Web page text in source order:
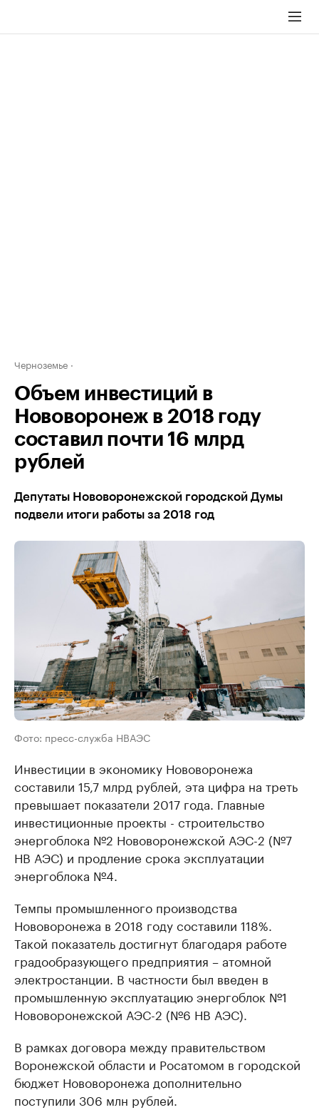
Черноземье
Объем инвестиций в
Нововоронеж в 2018 году
составил почти 16 млрд
рублей
Депутаты Нововоронежской городской Думы
подвели итоги работы за 2018 год
Фото: пресс-служба НВАЭС
Инвестиции в экономику Нововоронежа
составили 15,7 млрд рублей, эта цифра на треть
превышает показатели 2017 года. Главные
инвестиционные проекты - строительство
энергоблока №2 Нововоронежской АЭС-2 (№7
НВ АЭС) и продление срока эксплуатации
энергоблока №4.
Темпы промышленного производства
Нововоронежа в 2018 году составили 118%.
Такой показатель достигнут благодаря работе
градообразующего предприятия – атомной
электростанции. В частности был введен в
промышленную эксплуатацию энергоблок №1
Нововоронежской АЭС-2 (№6 НВ АЭС).
В рамках договора между правительством
Воронежской области и Росатомом в городской
бюджет Нововоронежа дополнительно
поступили 306 млн рублей.